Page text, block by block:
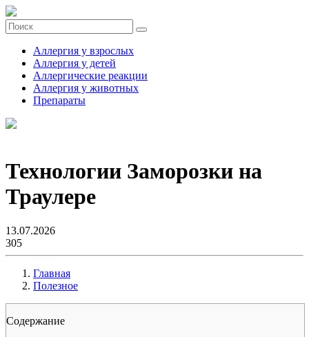
Аллергия у взрослых
Аллергия у детей
Аллергические реакции
Аллергия у животных
Препараты
Технологии Заморозки на
Траулере
13.07.2026
305
Главная
Полезное
Содержание